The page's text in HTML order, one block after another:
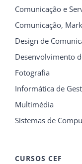
Comunicação e
Comunicação,
Design de
Desenvolvimento
Fotografia
Informática de
Multimédia
Sistemas de
CURSOS CEF